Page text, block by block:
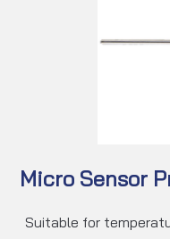
Micro Sensor
Suitable for